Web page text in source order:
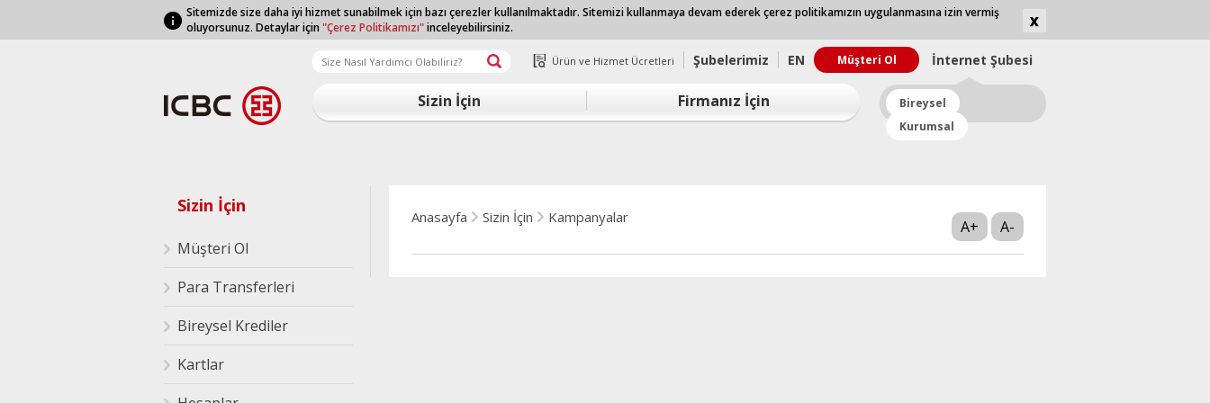
Sitemizde size daha iyi hizmet sunabilmek için bazı çerezler kullanılmaktadır. Sitemizi kullanmaya devam ederek çerez politikamızın uygulanmasına izin vermiş
oluyorsunuz. Detaylar için "Çerez Politikamızı"inceleyebilirsiniz.
Ürün ve Hizmet Ücretleri Şubelerimiz EN Müşteri Ol İnternet Şubesi
Sizin İçin Firmanız İçin
Bireysel
Kurumsal
Sizin İçin
Müşteri Ol
Para Transferleri
Bireysel Krediler
Kartlar
Anasayfa Sizin İçin Kampanyalar A+ A-